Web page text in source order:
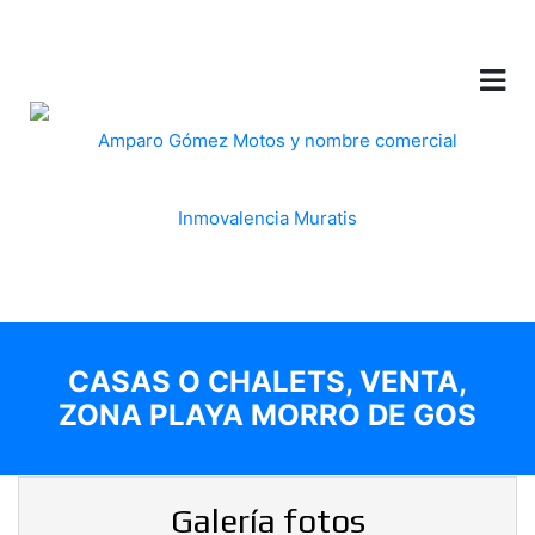
CASAS O CHALETS, VENTA,
ZONA PLAYA MORRO DE GOS
Galería fotos